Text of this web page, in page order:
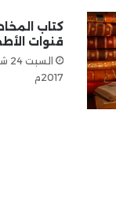
كتاب
قنوات
2017م